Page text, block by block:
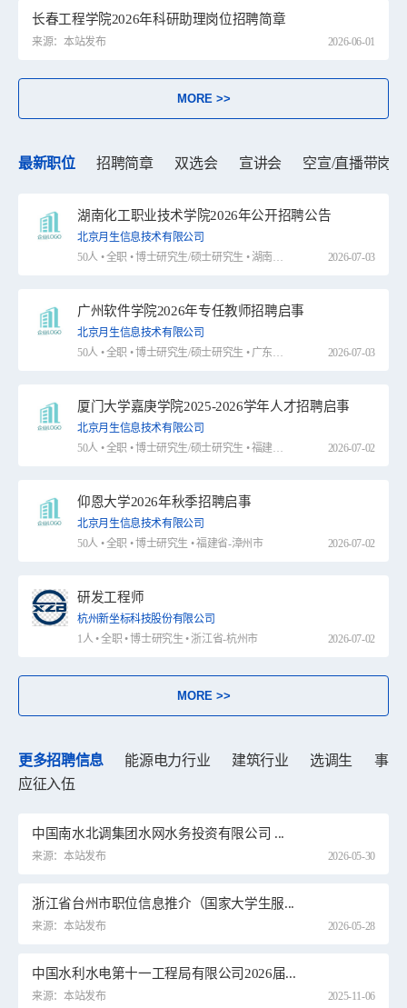
长春工程学院2026年科研助理岗位招聘简章
来源：本站发布 2026-06-01
MORE >>
最新职位 招聘简章 双选会 宣讲会 空宣/直播带岗
湖南化工职业技术学院2026年公开招聘公告
北京月生信息技术有限公司
50人 • 全职 • 博士研究生/硕士研究生 • 湖南省-株洲市
2026-07-03
广州软件学院2026年专任教师招聘启事
北京月生信息技术有限公司
50人 • 全职 • 博士研究生/硕士研究生 • 广东省-广州市
2026-07-03
厦门大学嘉庚学院2025-2026学年人才招聘启事
北京月生信息技术有限公司
50人 • 全职 • 博士研究生/硕士研究生 • 福建省-厦门市
2026-07-02
仰恩大学2026年秋季招聘启事
北京月生信息技术有限公司
50人 • 全职 • 博士研究生 • 福建省-漳州市
2026-07-02
研发工程师
杭州新坐标科技股份有限公司
1人 • 全职 • 博士研究生 • 浙江省-杭州市
2026-07-02
MORE >>
更多招聘信息 能源电力行业 建筑行业 选调生
事业
应征入伍
中国南水北调集团水网水务投资有限公司 ...
来源：本站发布 2026-05-30
浙江省台州市职位信息推介（国家大学生服...
来源：本站发布 2026-05-28
中国水利水电第十一工程局有限公司2026届...
来源：本站发布 2025-11-06